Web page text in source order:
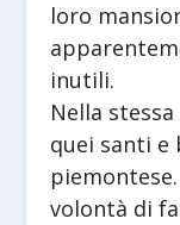
loro
inutili.
Nella
quei santi
volontà di